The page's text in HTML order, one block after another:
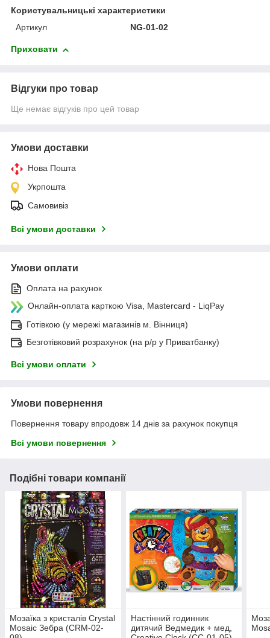
Користувальницькі характеристики
Артикул
NG-01-02
Приховати
Відгуки про товар
Ще немає відгуків про цей товар
Умови доставки
Нова Пошта
Укрпошта
Самовивіз
Всі умови доставки
Умови оплати
Оплата на рахунок
Онлайн-оплата карткою Visa, Mastercard - LiqPay
Готівкою (у мережі магазинів м. Вінниця)
Безготівковий розрахунок (на р/р у Приватбанку)
Всі умови оплати
Умови повернення
Повернення товару впродовж 14 днів за рахунок покупця
Всі умови повернення
Подібні товари компанії
Мозаїка з кристалів Crystal
Mosaic Зебра (CRM-02-
Настінний годинник
дитячий Ведмедик + мед,